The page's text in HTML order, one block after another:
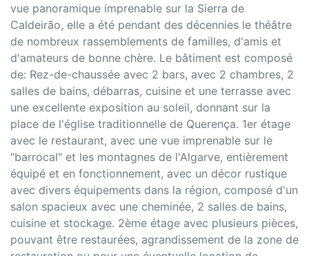
vue panoramique imprenable sur la Sierra de
Caldeirão, elle a été pendant des décennies le théâtre
de nombreux rassemblements de familles, d'amis et
d'amateurs de bonne chère. Le bâtiment est composé
de: Rez-de-chaussée avec 2 bars, avec 2 chambres, 2
salles de bains, débarras, cuisine et une terrasse avec
une excellente exposition au soleil, donnant sur la
place de l'église traditionnelle de Querença. 1er étage
avec le restaurant, avec une vue imprenable sur le
"barrocal" et les montagnes de l'Algarve, entièrement
équipé et en fonctionnement, avec un décor rustique
avec divers équipements dans la région, composé d'un
salon spacieux avec une cheminée, 2 salles de bains,
cuisine et stockage. 2ème étage avec plusieurs pièces,
pouvant être restaurées, agrandissement de la zone de